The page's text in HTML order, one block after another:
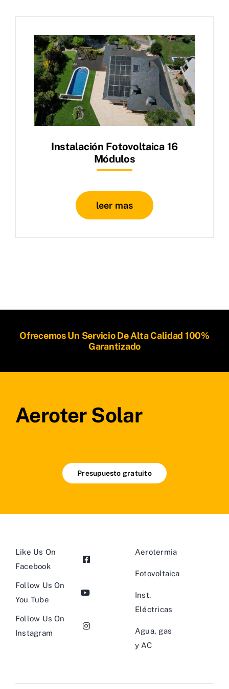
Instalación Fotovoltaica 16
Módulos
leer mas
Ofrecemos Un Servicio De Alta Calidad 100%
Garantizado
Aeroter Solar
Presupuesto gratuito
Like Us On
Facebook
Follow Us On
You Tube
Follow Us On
Instagram
Aerotermia
Fotovoltaica
Inst.
Eléctricas
Agua, gas
y AC